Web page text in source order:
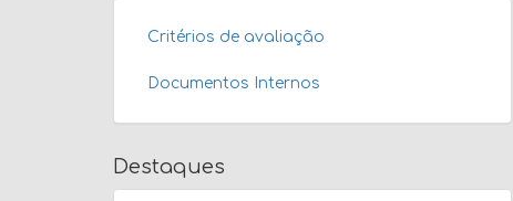
Critérios de avaliação
Documentos Internos
Destaques